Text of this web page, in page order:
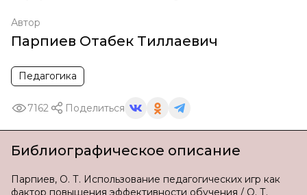
Автор
Парпиев Отабек Тиллаевич
Педагогика
7162 Поделиться
Библиографическое описание
Парпиев, О. Т. Использование педагогических игр как
фактор повышения эффективности обучения / О. Т.